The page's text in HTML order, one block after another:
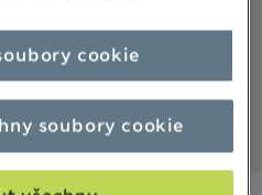
soubory cookie
cookie